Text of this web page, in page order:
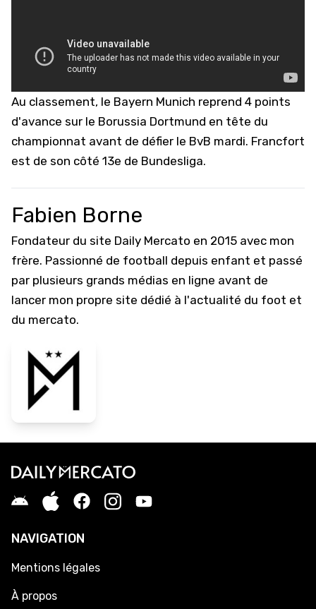
Au classement, le Bayern Munich reprend 4 points
d'avance sur le Borussia Dortmund en tête du
championnat avant de défier le BvB mardi. Francfort
est de son côté 13e de Bundesliga.
Fabien Borne
Fondateur du site Daily Mercato en 2015 avec mon
frère. Passionné de football depuis enfant et passé
par plusieurs grands médias en ligne avant de
lancer mon propre site dédié à l'actualité du foot et
du mercato.
NAVIGATION
Mentions légales
À propos